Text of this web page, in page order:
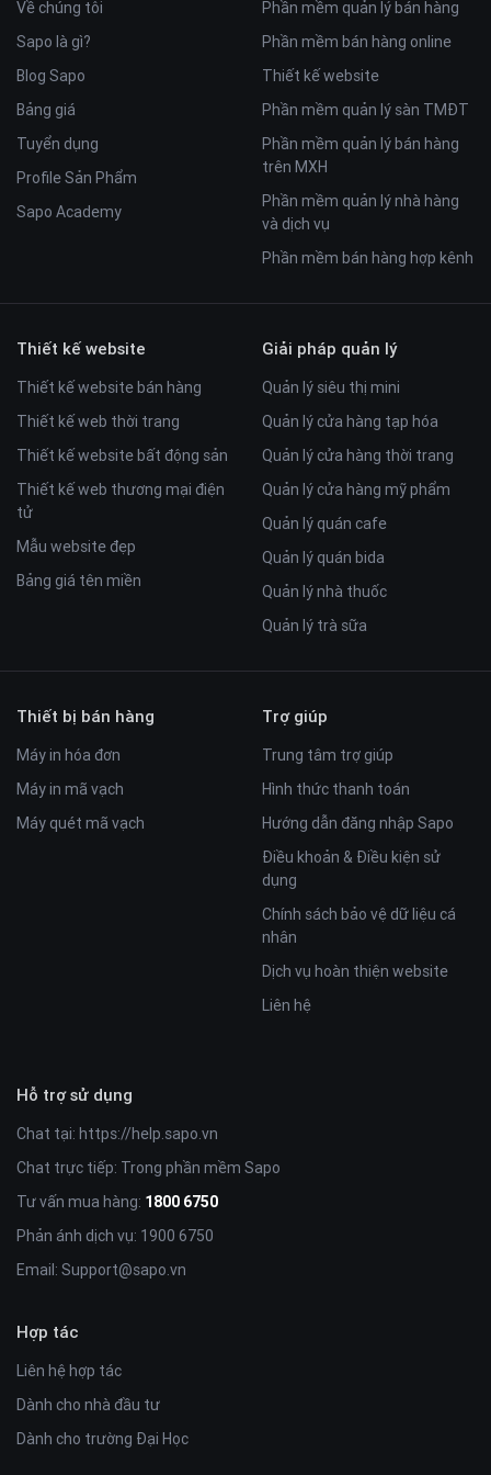
Thanh khuyến mãi ở trang chủ
Thanh khuyến mãi hiển thị nổi bật ngay trên trang
chủ
Trình bày 1 chương trình khuyến mãi kèm voucher
Giúp cửa hàng đưa thông tin đến khách hàng thu
Nâng cấp thêm tính năng tìm kiếm sản phẩm theo
danh mục
Giúp kết quả tìm kiếm được thu gọn hơn
mong muốn
Gợi ý sản phẩm ngay khi gõ từ khóa
Khách tìm được sản phẩm chưa tới 3 giây
Hiển thị thêm các từ khóa gợi ý bên dưới
Trải nghiệm khách hàng nâng cao rõ rệt
Hiển thị video livestream trên trang chủ
Nút live hiển thị ngay trên đầu trang rất dễ nhận
Khi click vào sẽ hiện ra popup video neo ở dưới
màn hình
Hiển thị video live từ kênh Facebook
Tận dụng được nguồn khách hàng từ website
Khách hàng có thể vừa theo dõi live vừa xem sản
Module nhóm Tiktok ở trang chủ
Hiển thị nổi bật ở ngay trang chủ
Tạo tương tác với khách hàng nhiều hơn thông
qua các kênh social
Dễ dàng so sánh sản phẩm
Chỉ với 1 click chuột là có thể thêm được sản
phẩm vào danh sách so sánh
Giúp khách hàng xem được thông tin của các sản
phẩm (cùng loại) trên cùng 1 màn hình
Về chúng tôi
Sapo là gì?
Blog Sapo
Bảng giá
Tuyển dụng
Profile Sản Phẩm
Sapo Academy
Phần mềm quản lý bán hàng
Phần mềm bán hàng online
Thiết kế website
Phần mềm quản lý sàn TMĐT
Phần mềm quản lý bán hàng
trên MXH
Phần mềm quản lý nhà hàng
và dịch vụ
Phần mềm bán hàng hợp kênh
Thiết kế website
Thiết kế website bán hàng
Thiết kế web thời trang
Thiết kế website bất động sản
Thiết kế web thương mại điện
tử
Mẫu website đẹp
Bảng giá tên miền
Giải pháp quản lý
Quản lý siêu thị mini
Quản lý cửa hàng tạp hóa
Quản lý cửa hàng thời trang
Quản lý cửa hàng mỹ phẩm
Quản lý quán cafe
Quản lý quán bida
Quản lý nhà thuốc
Quản lý trà sữa
Thiết bị bán hàng
Máy in hóa đơn
Máy in mã vạch
Máy quét mã vạch
Trợ giúp
Trung tâm trợ giúp
Hình thức thanh toán
Hướng dẫn đăng nhập Sapo
Điều khoản & Điều kiện sử
dụng
Chính sách bảo vệ dữ liệu cá
nhân
Dịch vụ hoàn thiện website
Liên hệ
Hỗ trợ sử dụng
Chat tại: https://help.sapo.vn
Chat trực tiếp: Trong phần mềm Sapo
Tư vấn mua hàng: 1800 6750
Phản ánh dịch vụ: 1900 6750
Email: Support@sapo.vn
Hợp tác
Liên hệ hợp tác
Dành cho nhà đầu tư
Dành cho trường Đại Học